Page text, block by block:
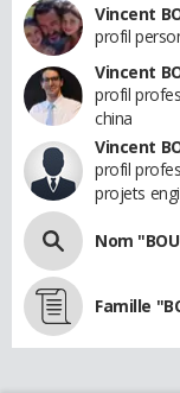
Vincent
profil
Vincent
profil
china
Vincent
profil
projets
Nom
Famille